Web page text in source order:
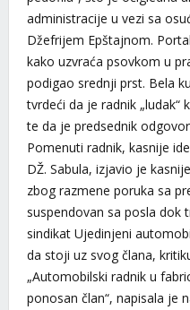
administracije u vezi sa
Džefrijem Epštajnom.
kako uzvraća psovkom u
podigao srednji prst. Bela
tvrdeći da je radnik „ludak“
te da je predsednik
Pomenuti radnik, kasnije
DŽ. Sabula, izjavio je
zbog razmene poruka sa
suspendovan sa posla dok
sindikat Ujedinjeni
da stoji uz svog člana,
„Automobilski radnik u
ponosan član“, napisala je